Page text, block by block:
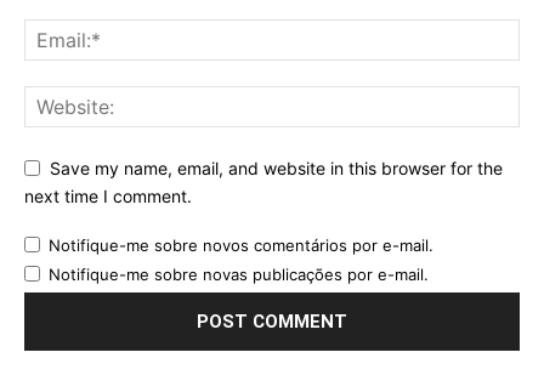
Save my name, email, and website in this browser for the
next time I comment.
Notifique-me sobre novos comentários por e-mail.
Notifique-me sobre novas publicações por e-mail.